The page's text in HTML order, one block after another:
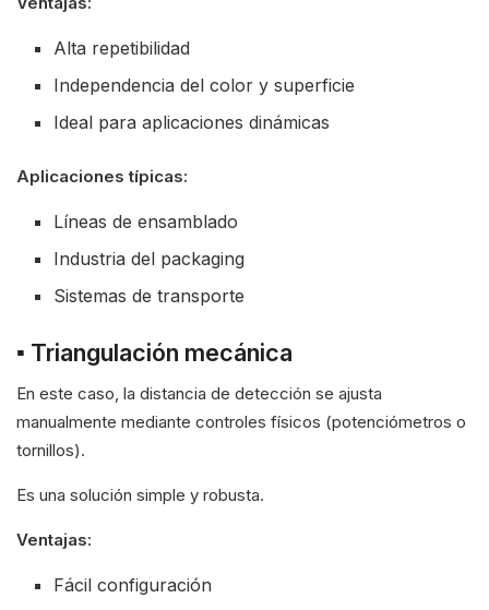
Alta repetibilidad
Independencia del color y superficie
Ideal para aplicaciones dinámicas
Aplicaciones típicas:
Líneas de ensamblado
Industria del packaging
Sistemas de transporte
▪ Triangulación mecánica
En este caso, la distancia de detección se ajusta
manualmente mediante controles físicos (potenciómetros o
tornillos).
Es una solución simple y robusta.
Ventajas:
Fácil configuración